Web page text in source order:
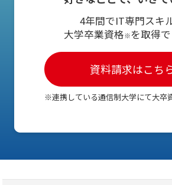
4年間でIT専門スキ
大学卒業資格※を取得で
資料請求はこち
※連携している通信制大学にて大卒